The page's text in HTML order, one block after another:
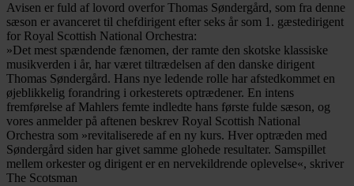
Avisen er fuld af lovord overfor Thomas Søndergård, som fra denne
sæson er avanceret til chefdirigent efter seks år som 1. gæstedirigent
for Royal Scottish National Orchestra:
»Det mest spændende fænomen, der ramte den skotske klassiske
musikverden i år, har været tiltrædelsen af den danske dirigent
Thomas Søndergård. Hans nye ledende rolle har afstedkommet en
øjeblikkelig forandring i orkesterets optrædener. En intens
fremførelse af Mahlers femte indledte hans første fulde sæson, og
vores anmelder på aftenen beskrev Royal Scottish National
Orchestra som »revitaliserede af en ny kurs. Hver optræden med
Søndergård siden har givet samme glohede resultater. Samspillet
mellem orkester og dirigent er en nervekildrende oplevelse«, skriver
The Scotsman